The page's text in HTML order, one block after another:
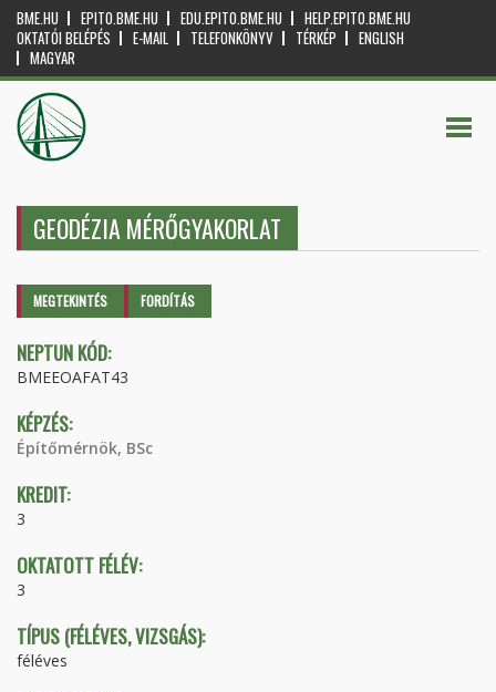
BME.HU EPITO.BME.HU EDU.EPITO.BME.HU
HELP.EPITO.BME.HU
OKTATÓI BELÉPÉS
E-MAIL TELEFONKÖNYV TÉRKÉP
ENGLISH
MAGYAR
GEODÉZIA MÉRŐGYAKORLAT
Elsődleges fülek
MEGTEKINTÉS (AKTÍVFORDÍTÁS
NEPTUN KÓD:
BMEEOAFAT43
KÉPZÉS:
Építőmérnök, BSc
KREDIT:
3
OKTATOTT FÉLÉV:
3
TÍPUS (FÉLÉVES, VIZSGÁS):
féléves